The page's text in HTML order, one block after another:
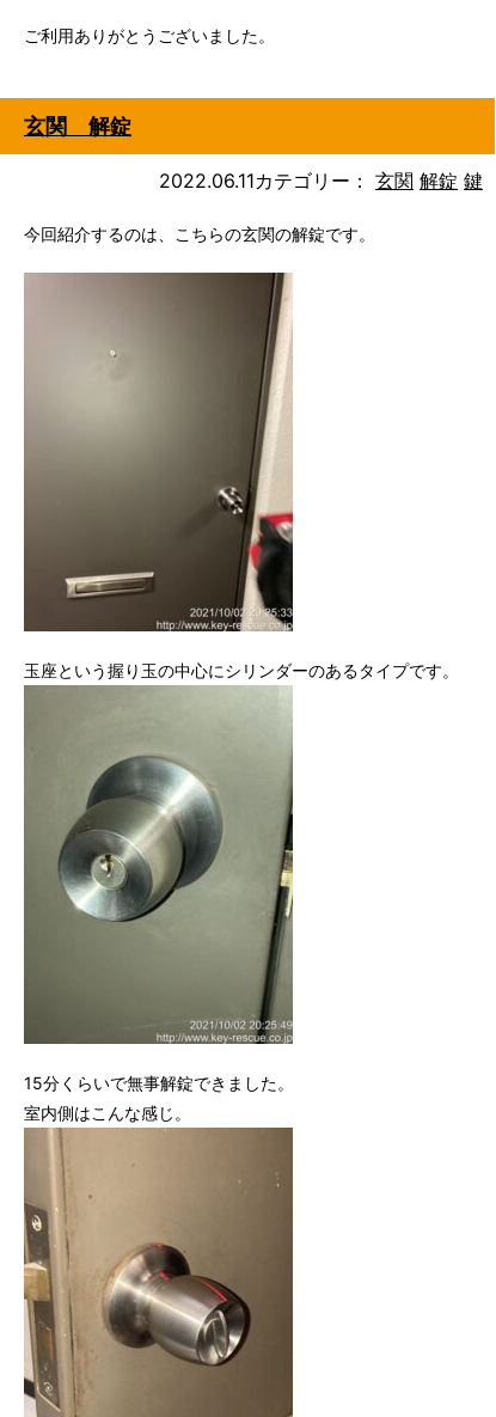
ご利用ありがとうございました。
玄関 解錠
2022.06.11カテゴリー： 玄関 解錠 鍵
今回紹介するのは、こちらの玄関の解錠です。
玉座という握り玉の中心にシリンダーのあるタイプです。
15分くらいで無事解錠できました。
室内側はこんな感じ。